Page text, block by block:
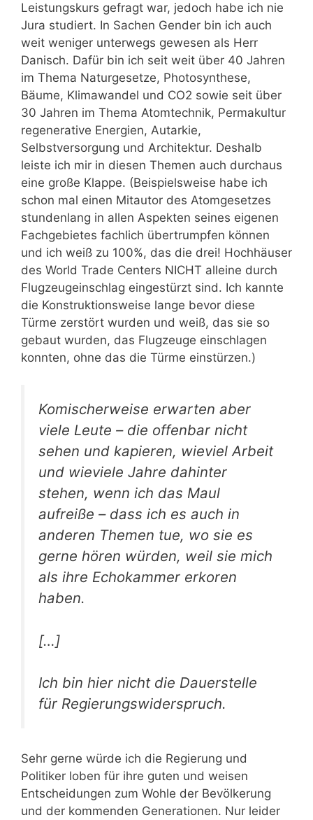
Leistungskurs gefragt war, jedoch habe ich nie
Jura studiert. In Sachen Gender bin ich auch
weit weniger unterwegs gewesen als Herr
Danisch. Dafür bin ich seit weit über 40 Jahren
im Thema Naturgesetze, Photosynthese,
Bäume, Klimawandel und CO2 sowie seit über
30 Jahren im Thema Atomtechnik, Permakultur
regenerative Energien, Autarkie,
Selbstversorgung und Architektur. Deshalb
leiste ich mir in diesen Themen auch durchaus
eine große Klappe. (Beispielsweise habe ich
schon mal einen Mitautor des Atomgesetzes
stundenlang in allen Aspekten seines eigenen
Fachgebietes fachlich übertrumpfen können
und ich weiß zu 100%, das die drei! Hochhäuser
des World Trade Centers NICHT alleine durch
Flugzeugeinschlag eingestürzt sind. Ich kannte
die Konstruktionsweise lange bevor diese
Türme zerstört wurden und weiß, das sie so
gebaut wurden, das Flugzeuge einschlagen
konnten, ohne das die Türme einstürzen.)
Komischerweise erwarten aber
viele Leute – die offenbar nicht
sehen und kapieren, wieviel Arbeit
und wieviele Jahre dahinter
stehen, wenn ich das Maul
aufreiße – dass ich es auch in
anderen Themen tue, wo sie es
gerne hören würden, weil sie mich
als ihre Echokammer erkoren
haben.
[…]
Ich bin hier nicht die Dauerstelle
für Regierungswiderspruch.
Sehr gerne würde ich die Regierung und
Politiker loben für ihre guten und weisen
Entscheidungen zum Wohle der Bevölkerung
und der kommenden Generationen. Nur leider